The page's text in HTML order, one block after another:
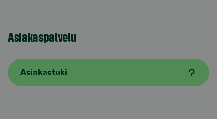
Asiakaspalvelu
Asiakastuki